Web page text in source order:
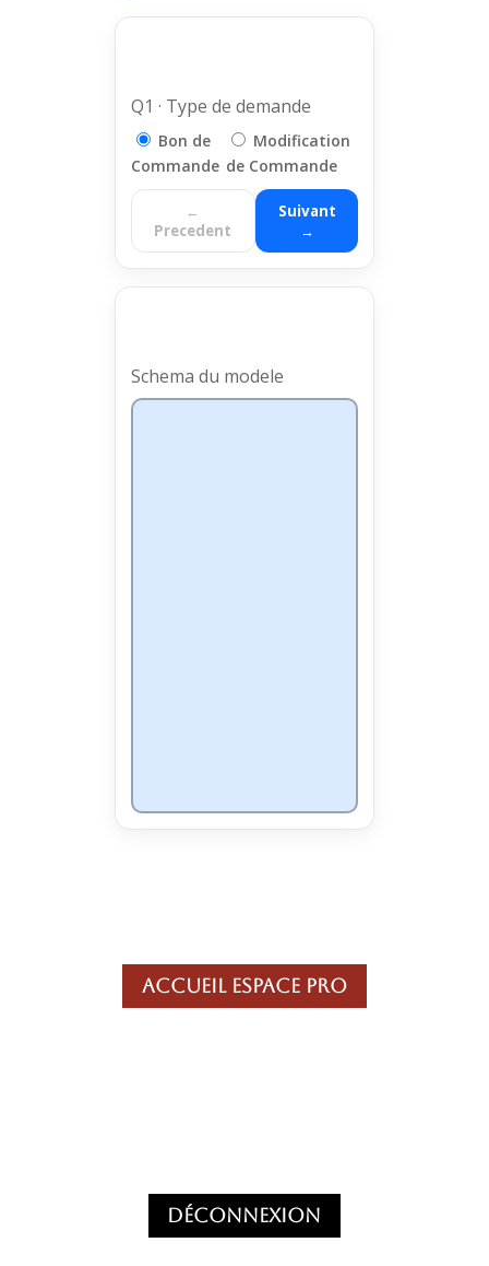
Q1 · Type de demande
Bon de
Commande
Modification
de Commande
←
Precedent
Suivant
→
Schema du modele
Accueil Espace Pro
Déconnexion